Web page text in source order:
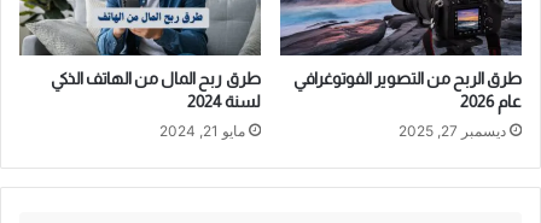
طرق الربح من التصوير الفوتوغرافي
عام 2026
ديسمبر 27, 2025
طرق ربح المال من الهاتف الذكي
لسنة 2024
مايو 21, 2024